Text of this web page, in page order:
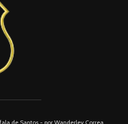
de Santos - por Wanderley Correa.